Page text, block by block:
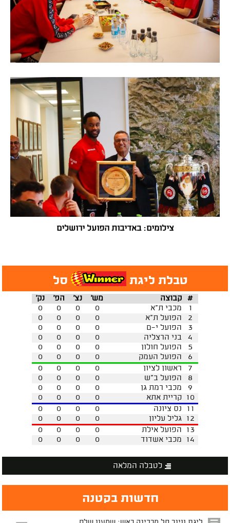
צילומים: באדיבות הפועל ירושלים
טבלת ליגת סל
נק' הפ' נצ' מש' קבוצה
#
0
0 0 0 מכבי ת"א
1
0
0 0 0 הפועל ת"א
2
0
0 0 0 הפועל י-ם
3
0
0 0 0 בני הרצליה
4
0
0 0 0 הפועל חולון
5
0
0 0 0 הפועל העמק
6
0
0 0 0 ראשון לציון
7
0
0 0 0 הפועל ב"ש
8
0
0 0 0 מכבי רמת גן
9
0
0 0 0 קריית אתא 10
0
0 0 0 נס ציונה
11
0
0 0 0 גליל עליון 12
0
0 0 0 הפועל אילת
13
0
0 0 0 מכבי אשדוד 14
לטבלה המלאה
חדשות בקטנה